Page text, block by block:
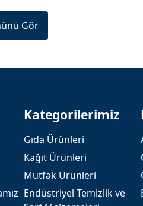
Gör
Kategorilerimiz
Gıda Ürünleri
Kağıt Ürünleri
Mutfak Ürünleri
Endüstriyel Temizlik ve